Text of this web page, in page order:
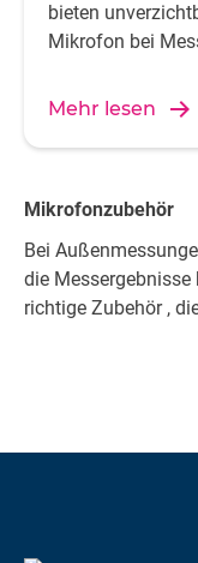
bieten
Mikrofon bei
Mehr lesen
Mikrofonzubehör
Bei
die
richtige Zubehör ,